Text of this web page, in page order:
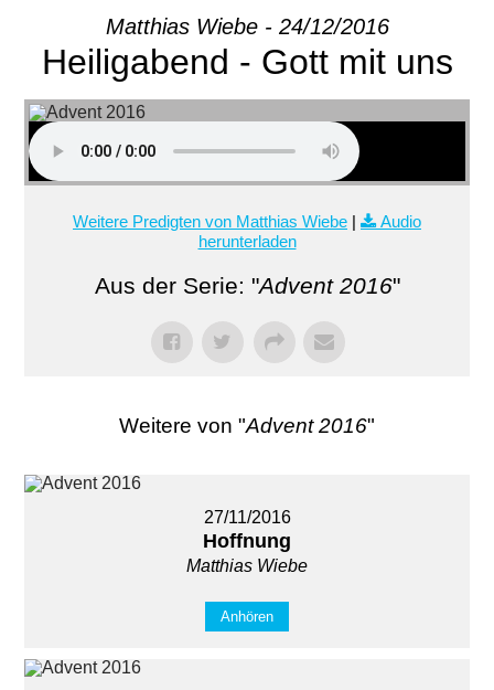
Matthias Wiebe - 24/12/2016
Heiligabend - Gott mit uns
Weitere Predigten von Matthias Wiebe |
Audio
herunterladen
Aus der Serie: "Advent 2016"
Weitere von "Advent 2016"
27/11/2016
Hoffnung
Matthias Wiebe
Anhören